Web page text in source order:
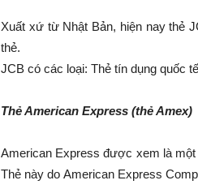
Xuất xứ từ Nhật Bản, hiện nay thẻ
thẻ.
JCB có các loại: Thẻ tín dụng quốc
Thẻ American Express (thẻ Amex)
American Express được xem là một
Thẻ này do American Express